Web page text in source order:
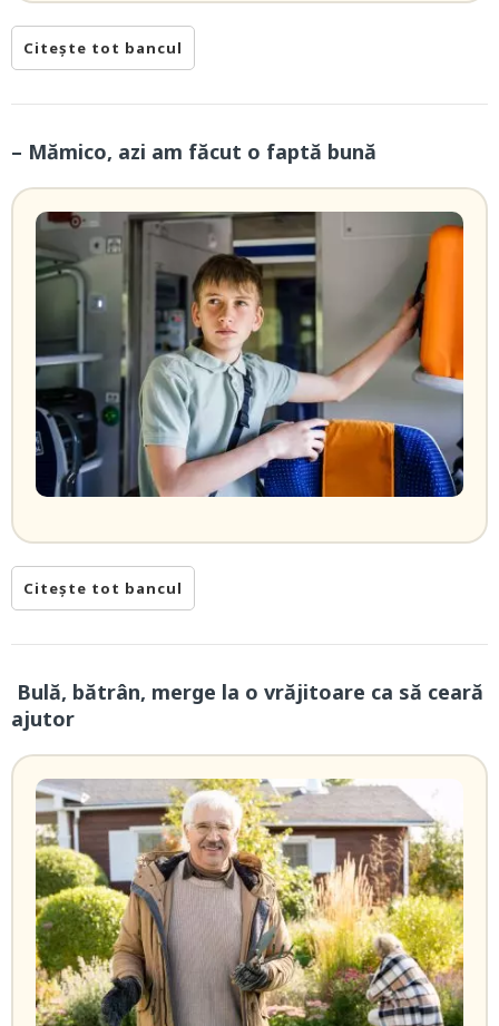
Citește tot bancul
– Mămico, azi am făcut o faptă bună
Citește tot bancul
Bulă, bătrân, merge la o vrăjitoare ca să ceară
ajutor